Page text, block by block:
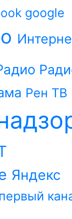
google
Рен ТВ
Яндекс
первый